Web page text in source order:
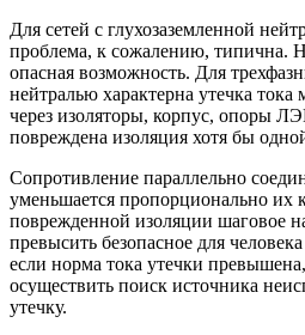
Для сетей с глухозаземленной
проблема, к сожалению, типична.
опасная возможность. Для
нейтралью характерна утечка
через изоляторы, корпус, опоры
повреждена изоляция хотя бы
Сопротивление параллельно
уменьшается пропорционально их
поврежденной изоляции шаговое
превысить безопасное для
если норма тока утечки
осуществить поиск источника
утечку.